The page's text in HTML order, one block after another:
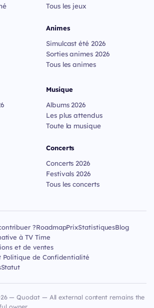
Tous les jeux
Animes
Simulcast été 2026
Sorties animes 2026
Tous les animes
Musique
Albums 2026
Les plus attendus
Toute la musique
Concerts
Concerts 2026
Festivals 2026
Tous les concerts
?RoadmapPrixStatistiquesBlog
à TV Time
et de ventes
Politique de Confidentialité
Statut
— Quodat — All external content remains the
owner